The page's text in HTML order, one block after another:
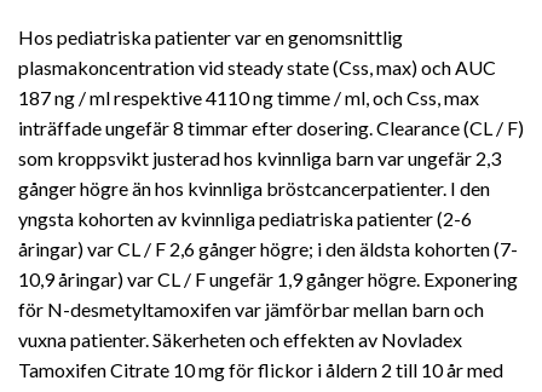
Hos pediatriska patienter var en genomsnittlig
plasmakoncentration vid steady state (Css, max) och AUC
187 ng / ml respektive 4110 ng timme / ml, och Css, max
inträffade ungefär 8 timmar efter dosering. Clearance (CL / F)
som kroppsvikt justerad hos kvinnliga barn var ungefär 2,3
gånger högre än hos kvinnliga bröstcancerpatienter. I den
yngsta kohorten av kvinnliga pediatriska patienter (2-6
åringar) var CL / F 2,6 gånger högre; i den äldsta kohorten (7-
10,9 åringar) var CL / F ungefär 1,9 gånger högre. Exponering
för N-desmetyltamoxifen var jämförbar mellan barn och
vuxna patienter. Säkerheten och effekten av Novladex
Tamoxifen Citrate 10 mg för flickor i åldern 2 till 10 år med